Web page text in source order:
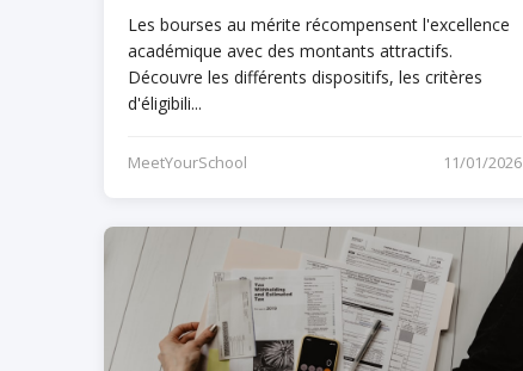
Les bourses au mérite récompensent l'excellence
académique avec des montants attractifs.
Découvre les différents dispositifs, les critères
d'éligibili...
MeetYourSchool 11/01/2026